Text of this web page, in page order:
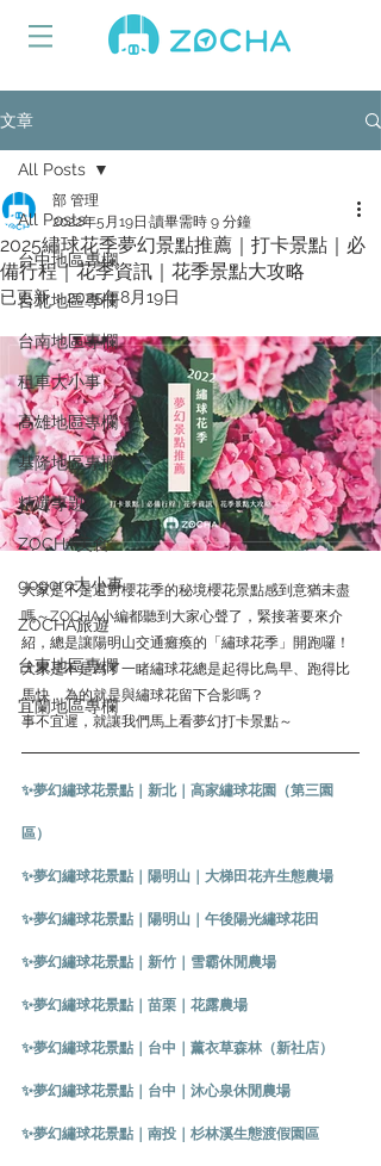
文章
All Posts
台中地區專欄
台北地區專欄
台南地區專欄
租車大小事
高雄地區專欄
基隆地區專欄
精選專題
ZOCHA美食
gogoro大小事
ZOCHA旅遊
台東地區專欄
宜蘭地區專欄
All Posts
2025繡球花季夢幻景點推薦｜打卡景點｜必
備行程｜花季資訊｜花季景點大攻略
部 管理
2022年5月19日 讀畢需時 9 分鐘
已更新：2025年8月19日
大家是不是還對櫻花季的秘境櫻花景點感到意猶未盡
嗎～ZOCHA小編都聽到大家心聲了，緊接著要來介
紹，總是讓陽明山交通癱瘓的「繡球花季」開跑囉！
大家是不是為了一睹繡球花總是起得比鳥早、跑得比
馬快，為的就是與繡球花留下合影嗎？
事不宜遲，就讓我們馬上看夢幻打卡景點～
✨夢幻繡球花景點｜新北｜高家繡球花園（第三園
區）
✨夢幻繡球花景點｜陽明山｜大梯田花卉生態農場
✨夢幻繡球花景點｜陽明山｜午後陽光繡球花田
✨夢幻繡球花景點｜新竹｜雪霸休閒農場
✨夢幻繡球花景點｜苗栗｜花露農場
✨夢幻繡球花景點｜台中｜薰衣草森林（新社店）
✨夢幻繡球花景點｜台中｜沐心泉休閒農場
✨夢幻繡球花景點｜南投｜杉林溪生態渡假園區